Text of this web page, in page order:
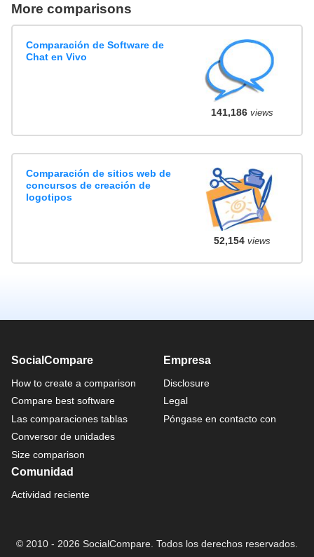
More comparisons
Comparación de Software de
Chat en Vivo
141,186views
Comparación de sitios web de
concursos de creación de
logotipos
52,154views
SocialCompare
How to create a comparison
Compare best software
Las comparaciones tablas
Conversor de unidades
Size comparison
Empresa
Disclosure
Legal
Póngase en contacto con
Comunidad
Actividad reciente
© 2010 - 2026 SocialCompare. Todos los derechos reservados.